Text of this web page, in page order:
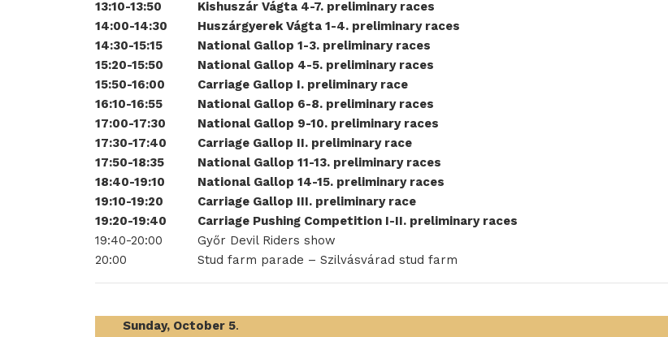
13:10-13:50
Kishuszár Vágta 4-7. preliminary races
14:00-14:30
Huszárgyerek Vágta 1-4. preliminary races
14:30-15:15
National Gallop 1-3. preliminary races
15:20-15:50
National Gallop 4-5. preliminary races
15:50-16:00
Carriage Gallop I. preliminary race
16:10-16:55
National Gallop 6-8. preliminary races
17:00-17:30
National Gallop 9-10. preliminary races
17:30-17:40
Carriage Gallop II. preliminary race
17:50-18:35
National Gallop 11-13. preliminary races
18:40-19:10
National Gallop 14-15. preliminary races
19:10-19:20
Carriage Gallop III. preliminary race
19:20-19:40
Carriage Pushing Competition I-II. preliminary races
19:40-20:00
Győr Devil Riders show
20:00
Stud farm parade – Szilvásvárad stud farm
Sunday, October 5.